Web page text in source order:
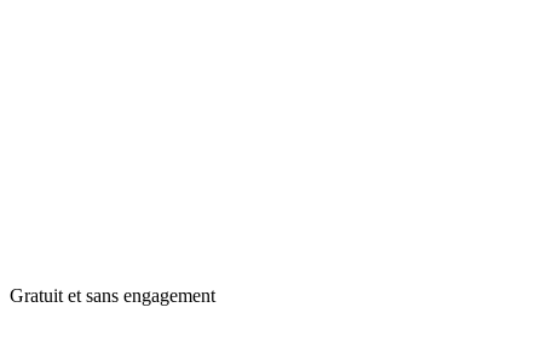
Gratuit et sans engagement